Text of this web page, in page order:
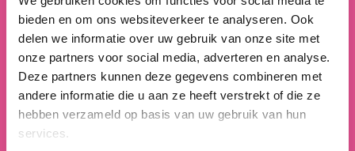
bieden en om ons websiteverkeer te analyseren. Ook
delen we informatie over uw gebruik van onze site met
onze partners voor social media, adverteren en analyse.
Deze partners kunnen deze gegevens combineren met
andere informatie die u aan ze heeft verstrekt of die ze
hebben verzameld op basis van uw gebruik van hun
services.